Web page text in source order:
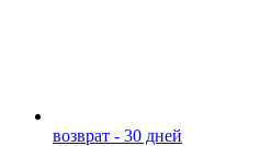
возврат - 30 дней